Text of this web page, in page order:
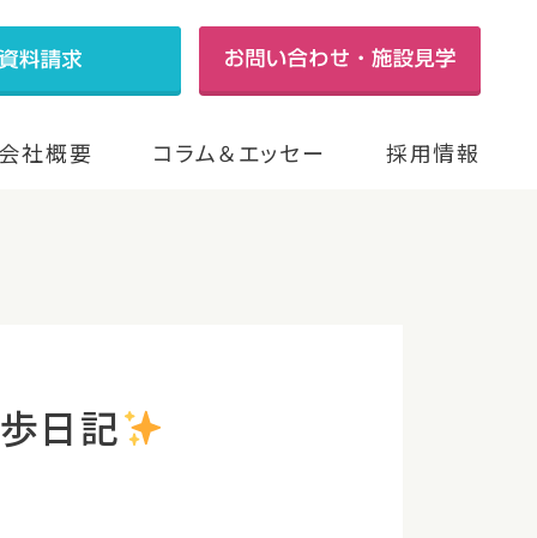
会社概要 コラム＆エッセー 採用情報
日記